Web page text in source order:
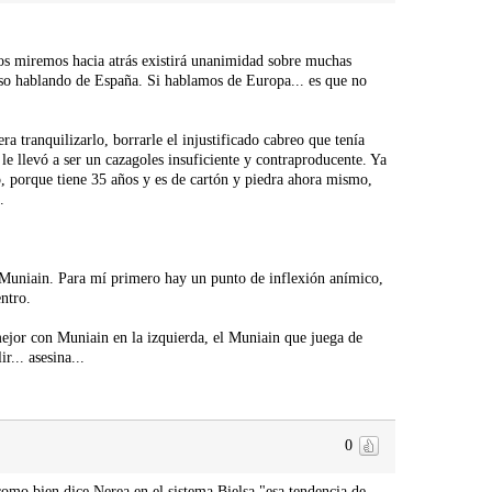
miremos hacia atrás existirá unanimidad sobre muchas
hablando de España. Si hablamos de Europa... es que no
tranquilizarlo, borrarle el injustificado cabreo que tenía
llevó a ser un cazagoles insuficiente y contraproducente. Ya
porque tiene 35 años y es de cartón y piedra ahora mismo,
Para mí primero hay un punto de inflexión anímico,
con Muniain en la izquierda, el Muniain que juega de
asesina...
0